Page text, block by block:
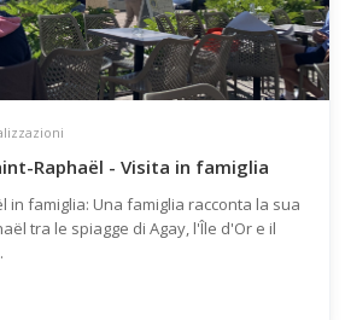
Raphaël - Visita in famiglia
in famiglia: Una famiglia racconta la sua
tra le spiagge di Agay, l'Île d'Or e il